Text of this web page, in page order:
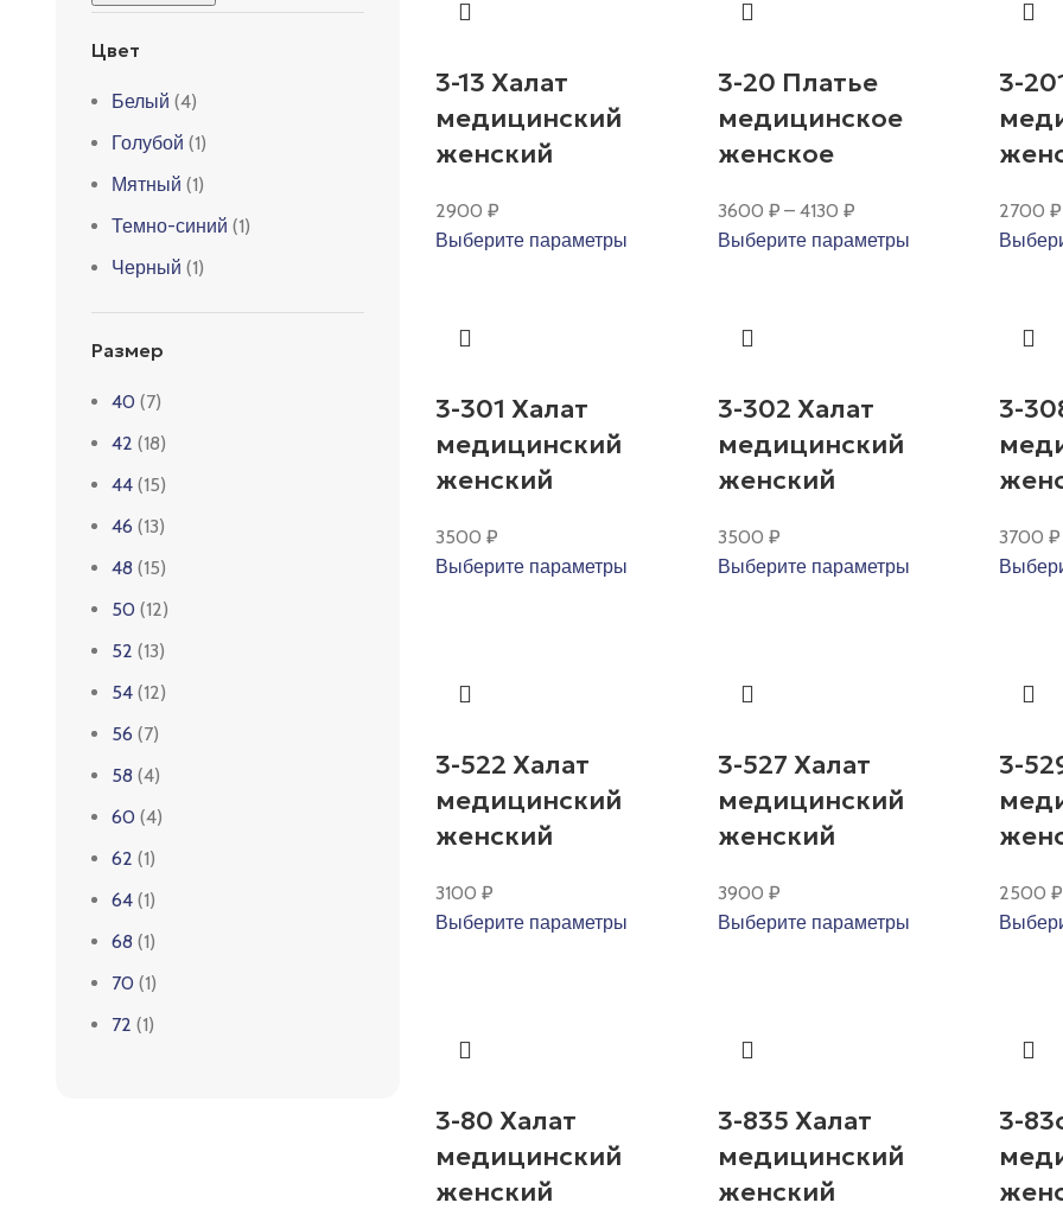
Цвет
Белый (4)
Голубой (1)
Мятный (1)
Темно-синий (1)
Черный (1)
Размер
40 (7)
42 (18)
44 (15)
46 (13)
48 (15)
50 (12)
52 (13)
54 (12)
56 (7)
58 (4)
60 (4)
62 (1)
64 (1)
68 (1)
70 (1)
72 (1)
3-13 Халат
медицинский
женский
2900 ₽
Выберите параметры
3-20 Платье
медицинское
женское
3600 ₽– 4130 ₽
Выберите параметры
3-
2700 ₽
3-301 Халат
медицинский
женский
3500 ₽
Выберите параметры
3-302 Халат
медицинский
женский
3500 ₽
Выберите параметры
3-
3700 ₽
3-522 Халат
медицинский
женский
3100 ₽
Выберите параметры
3-527 Халат
медицинский
женский
3900 ₽
Выберите параметры
3-
2500 ₽
3-80 Халат
медицинский
женский
3-835 Халат
медицинский
женский
3-